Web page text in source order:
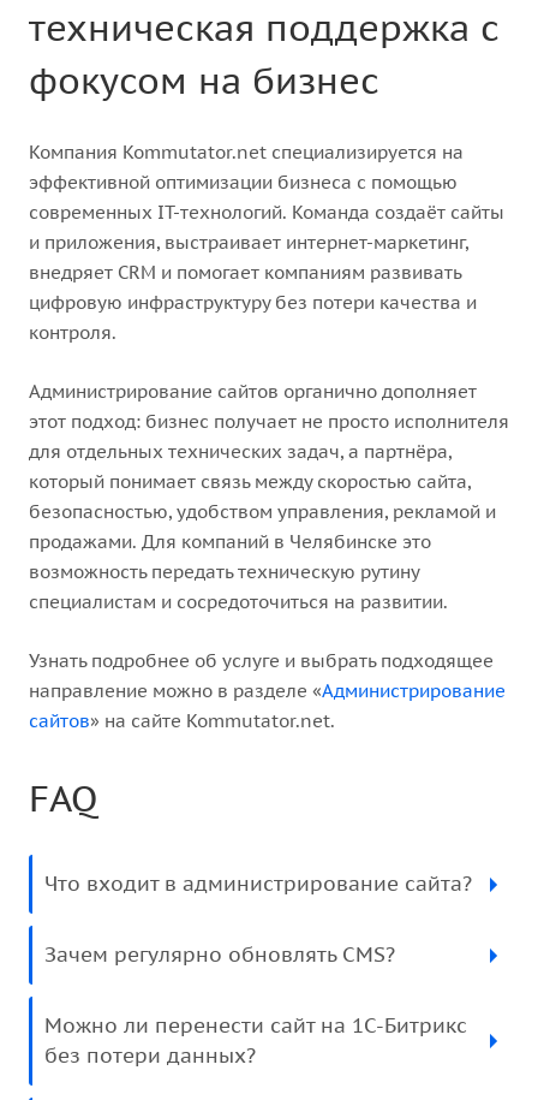
техническая поддержка с
фокусом на бизнес
Компания Kommutator.net специализируется на
эффективной оптимизации бизнеса с помощью
современных IT-технологий. Команда создаёт сайты
и приложения, выстраивает интернет-маркетинг,
внедряет CRM и помогает компаниям развивать
цифровую инфраструктуру без потери качества и
контроля.
Администрирование сайтов органично дополняет
этот подход: бизнес получает не просто исполнителя
для отдельных технических задач, а партнёра,
который понимает связь между скоростью сайта,
безопасностью, удобством управления, рекламой и
продажами. Для компаний в Челябинске это
возможность передать техническую рутину
специалистам и сосредоточиться на развитии.
Узнать подробнее об услуге и выбрать подходящее
направление можно в разделе «Администрирование
сайтов» на сайте Kommutator.net.
FAQ
Что входит в администрирование сайта?
Зачем регулярно обновлять CMS?
Можно ли перенести сайт на 1С-Битрикс
без потери данных?